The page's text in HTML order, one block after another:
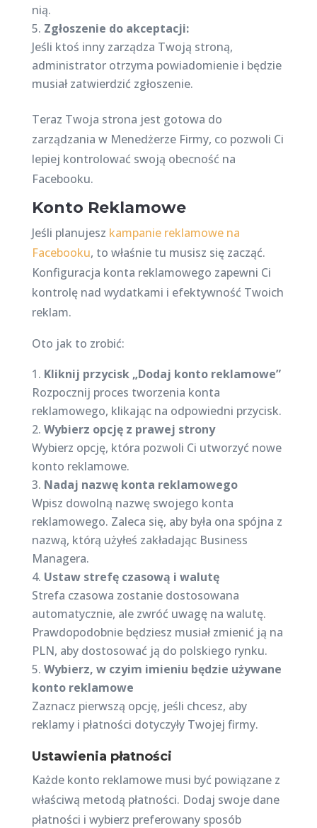
nią.
Zgłoszenie do akceptacji:
Jeśli ktoś inny zarządza Twoją stroną,
administrator otrzyma powiadomienie i będzie
musiał zatwierdzić zgłoszenie.
Teraz Twoja strona jest gotowa do
zarządzania w Menedżerze Firmy, co pozwoli Ci
lepiej kontrolować swoją obecność na
Facebooku.
Konto Reklamowe
Jeśli planujesz kampanie reklamowe na
Facebooku, to właśnie tu musisz się zacząć.
Konfiguracja konta reklamowego zapewni Ci
kontrolę nad wydatkami i efektywność Twoich
reklam.
Oto jak to zrobić:
Kliknij przycisk „Dodaj konto reklamowe”
Rozpocznij proces tworzenia konta
reklamowego, klikając na odpowiedni przycisk.
Wybierz opcję z prawej strony
Wybierz opcję, która pozwoli Ci utworzyć nowe
konto reklamowe.
Nadaj nazwę konta reklamowego
Wpisz dowolną nazwę swojego konta
reklamowego. Zaleca się, aby była ona spójna z
nazwą, którą użyłeś zakładając Business
Managera.
Ustaw strefę czasową i walutę
Strefa czasowa zostanie dostosowana
automatycznie, ale zwróć uwagę na walutę.
Prawdopodobnie będziesz musiał zmienić ją na
PLN, aby dostosować ją do polskiego rynku.
Wybierz, w czyim imieniu będzie używane
konto reklamowe
Zaznacz pierwszą opcję, jeśli chcesz, aby
reklamy i płatności dotyczyły Twojej firmy.
Ustawienia płatności
Każde konto reklamowe musi być powiązane z
właściwą metodą płatności. Dodaj swoje dane
płatności i wybierz preferowany sposób